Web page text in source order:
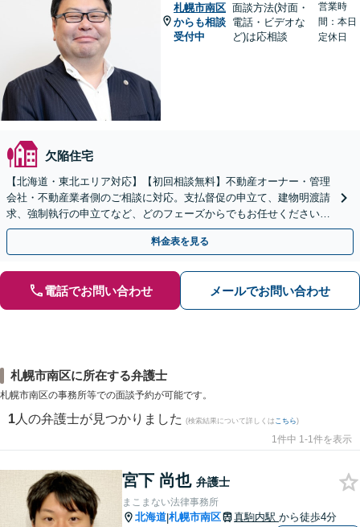
札幌市南区
からも相談
受付中
面談方法(対面・
電話・ビデオな
ど)は応相談
営業時
間：本日
定休日
欠陥住宅
【北海道・東北エリア対応】【初回相談無料】不動産オーナー・管理
会社・不動産業者側のご相談に対応。支払督促の申立て、建物明渡請
求、強制執行の申立てなど、どのフェーズからでもお任せください。
他士業ともワンストップで対応可能【休日・夜間面談OK】
料金表を見る
電話でお問い合わせ メールでお問い合わせ
札幌市南区に所在する弁護士
札幌市南区の事務所等での面談予約が可能です。
1 人の弁護士が見つかりました (検索結果について詳しくは こちら)
1件中 1-1件を表示
宮下 尚也 弁護士
まこまない法律事務所
北海道|札幌市南区 真駒内駅 から徒歩4分